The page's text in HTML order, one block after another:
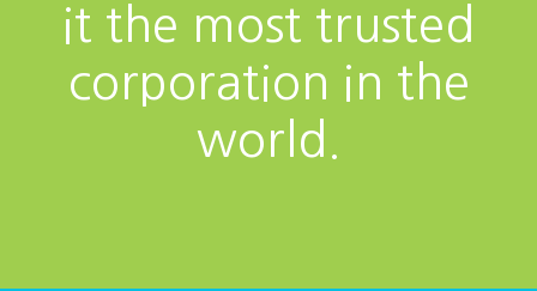
it the most trusted
corporation in the
world.